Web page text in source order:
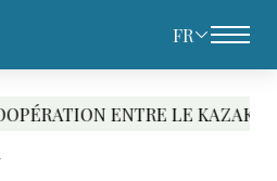
FR
ET L’ARMÉNIE